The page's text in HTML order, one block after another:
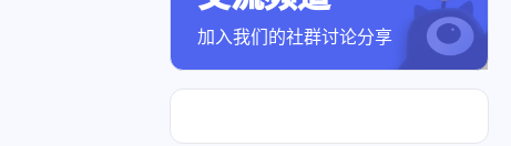
加入我们的社群讨论分享